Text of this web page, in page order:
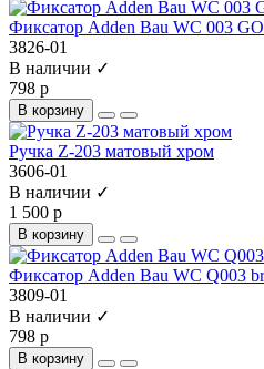
Фиксатор Adden Bau WC 003
3826-01
В наличии ✓
798 р
В корзину
Ручка Z-203 матовый хром
3606-01
В наличии ✓
1 500 р
В корзину
Фиксатор Adden Bau WC Q003
3809-01
В наличии ✓
798 р
В корзину